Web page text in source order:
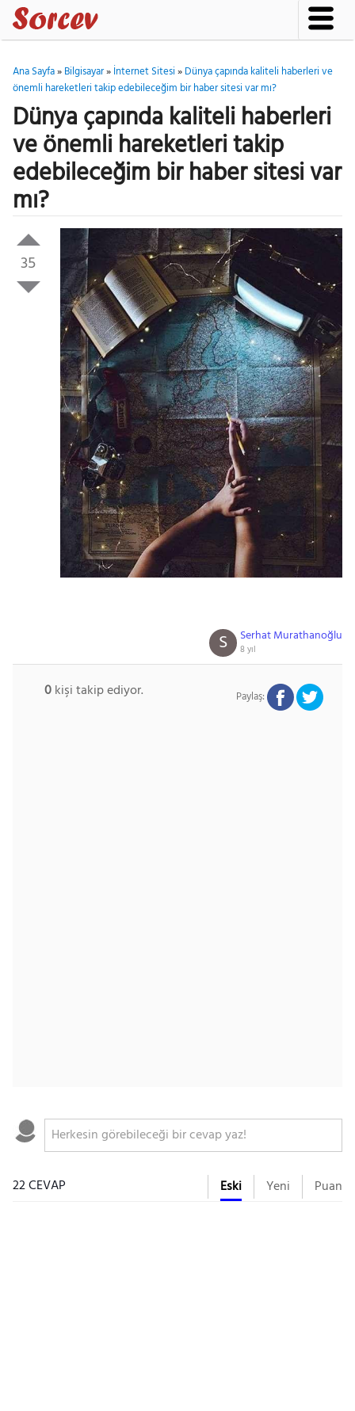
Ana Sayfa»Bilgisayar»İnternet Sitesi»Dünya çapında kaliteli haberleri ve
önemli hareketleri takip edebileceğim bir haber sitesi var mı?
Dünya çapında kaliteli haberleri
ve önemli hareketleri takip
edebileceğim bir haber sitesi var
mı?
35
Serhat Murathanoğlu
8 yıl
S
0kişi takip ediyor. Paylaş:
22 CEVAP Eski Yeni Puan